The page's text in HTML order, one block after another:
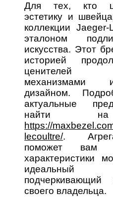
Для тех, кто
эстетику и
коллекции Jaeger-
эталоном
искусства. Этот
историей
ценителей
механизмами
дизайном.
актуальные
найти на
https://
lecoultre/.
поможет вам
характеристики
идеальный
подчеркивающий
своего владельца.